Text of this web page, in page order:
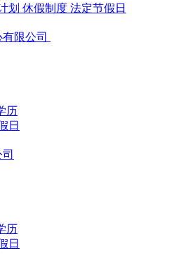
划 休假制度 法定节假日
限公司
历
日
历
日